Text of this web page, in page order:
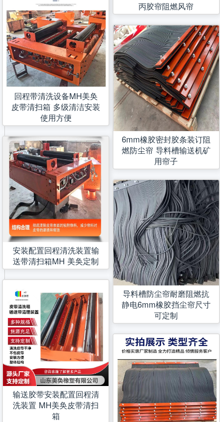
回程带清洗设备MH美奂
皮带清扫箱 多级清洁安装
使用方便
安装配置回程清洗装置输
送带清扫箱MH 美奂定制
输送胶带安装配置回程清
洗装置 MH美奂皮带清扫
箱
丙胶帘阻燃风帘
6mm橡胶密封胶条装订阻
燃防尘帘 导料槽输送机矿
用帘子
导料槽防尘帘耐磨阻燃抗
静电6mm橡胶挡尘帘尺寸
可定制